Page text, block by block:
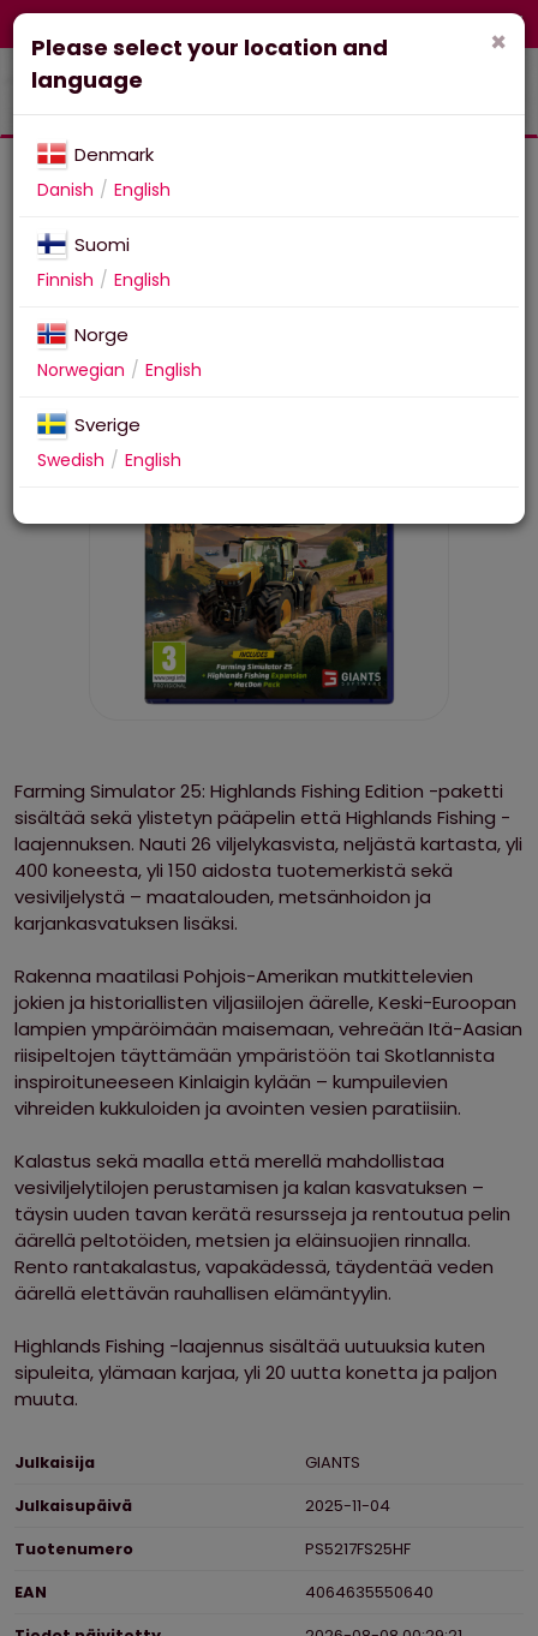
FI-fi
Corporate
Farming Simulator 25:
Highlands Fishing Edition
Farming Simulator 25: Highlands Fishing Edition -paketti
sisältää sekä ylistetyn pääpelin että Highlands Fishing -
laajennuksen. Nauti 26 viljelykasvista, neljästä kartasta, yli
400 koneesta, yli 150 aidosta tuotemerkistä sekä
vesiviljelystä – maatalouden, metsänhoidon ja
karjankasvatuksen lisäksi.
Rakenna maatilasi Pohjois-Amerikan mutkittelevien
jokien ja historiallisten viljasiilojen äärelle, Keski-Euroopan
lampien ympäröimään maisemaan, vehreään Itä-Aasian
riisipeltojen täyttämään ympäristöön tai Skotlannista
inspiroituneeseen Kinlaigin kylään – kumpuilevien
vihreiden kukkuloiden ja avointen vesien paratiisiin.
Kalastus sekä maalla että merellä mahdollistaa
vesiviljelytilojen perustamisen ja kalan kasvatuksen –
täysin uuden tavan kerätä resursseja ja rentoutua pelin
äärellä peltotöiden, metsien ja eläinsuojien rinnalla.
Rento rantakalastus, vapakädessä, täydentää veden
äärellä elettävän rauhallisen elämäntyylin.
Highlands Fishing -laajennus sisältää uutuuksia kuten
sipuleita, ylämaan karjaa, yli 20 uutta konetta ja paljon
muuta.
Ominaisuudet
Julkaisija
GIANTS
Julkaisupäivä
2025-11-04
Tuotenumero
PS5217FS25HF
EAN
4064635550640
×
Please select your location and
language
Denmark
Danish English
Suomi
Finnish English
Norge
Norwegian English
Sverige
Swedish English